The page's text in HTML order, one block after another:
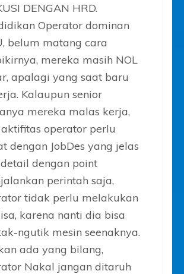
DENGAN HRD.
Operator dominan
belum matang cara
mereka masih NOL
apalagi yang saat baru
Kalaupun senior
mereka malas kerja,
aktifitas operator perlu
dengan JobDes yang jelas
dengan point
perintah saja,
tidak perlu melakukan
karena nanti dia bisa
ngutik mesin seenaknya.
ada yang bilang,
Nakal jangan ditaruh